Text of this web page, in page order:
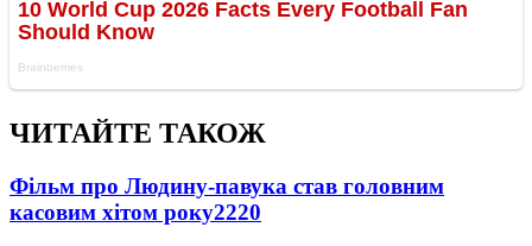
ЧИТАЙТЕ ТАКОЖ
Фільм про Людину-павука став головним
касовим хітом року2220